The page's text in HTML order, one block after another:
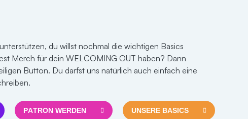
du willst nochmal die wichtigen Basics
Merch für dein WELCOMING OUT haben? Dann
Button. Du darfst uns natürlich auch einfach eine
PATRON WERDEN UNSERE BASICS